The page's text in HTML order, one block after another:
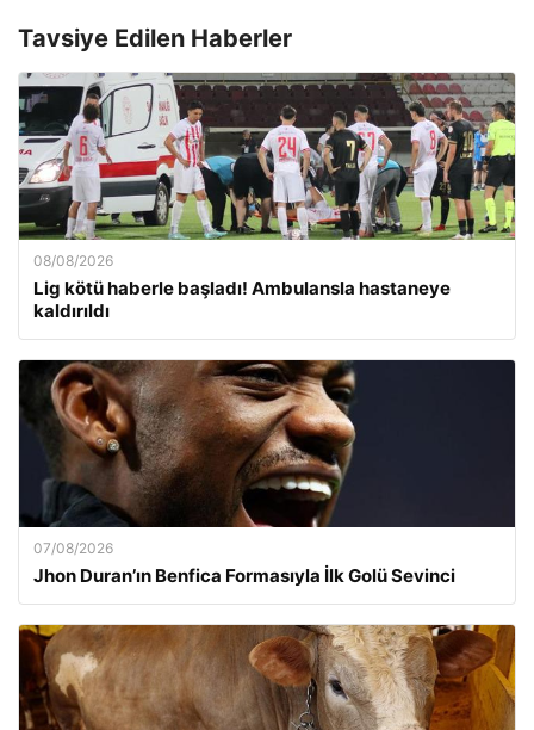
Tavsiye Edilen Haberler
08/08/2026
Lig kötü haberle başladı! Ambulansla hastaneye
kaldırıldı
07/08/2026
Jhon Duran’ın Benfica Formasıyla İlk Golü Sevinci